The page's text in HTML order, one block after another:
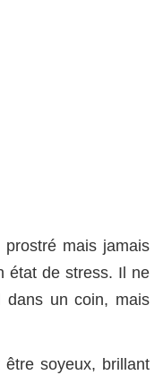
mais jamais
état de stress. Il ne
un coin, mais
soyeux, brillant